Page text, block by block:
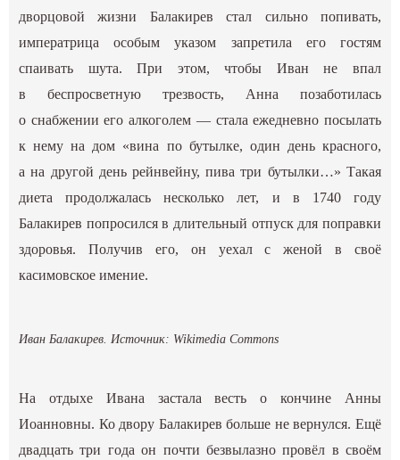
дворцовой жизни Балакирев стал сильно попивать,
императрица особым указом запретила его гостям
спаивать шута. При этом, чтобы Иван не впал
в беспросветную трезвость, Анна позаботилась
о снабжении его алкоголем — стала ежедневно посылать
к нему на дом «вина по бутылке, один день красного,
а на другой день рейнвейну, пива три бутылки…» Такая
диета продолжалась несколько лет, и в 1740 году
Балакирев попросился в длительный отпуск для поправки
здоровья. Получив его, он уехал с женой в своё
касимовское имение.
Иван Балакирев. Источник: Wikimedia Commons
На отдыхе Ивана застала весть о кончине Анны
Иоанновны. Ко двору Балакирев больше не вернулся. Ещё
двадцать три года он почти безвылазно провёл в своём